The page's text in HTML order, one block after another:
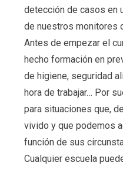
detección de casos en
de nuestros monitores
Antes de empezar el
hecho formación en
de higiene, seguridad
hora de trabajar… Por
para situaciones que,
vivido y que podemos
función de sus
Cualquier escuela